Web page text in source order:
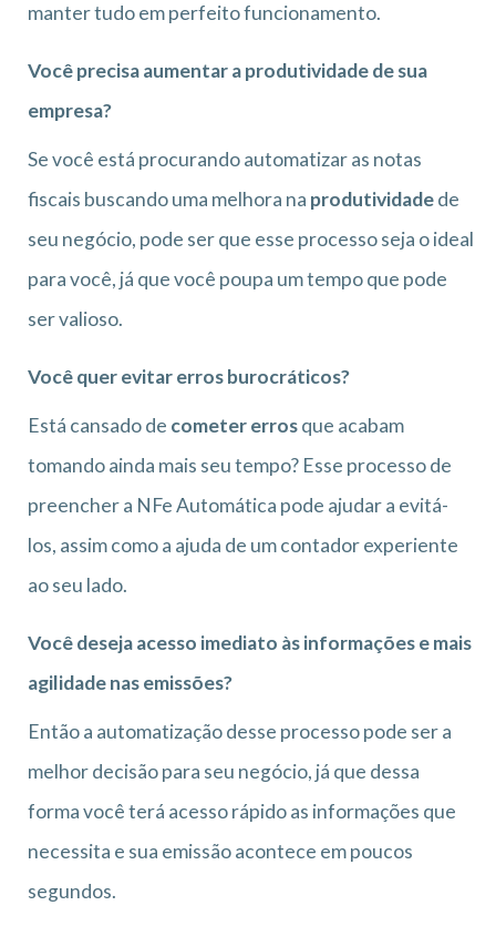
manter tudo em perfeito funcionamento.
Você precisa aumentar a produtividade de sua
empresa?
Se você está procurando automatizar as notas
fiscais buscando uma melhora na produtividadede
seu negócio, pode ser que esse processo seja o ideal
para você, já que você poupa um tempo que pode
ser valioso.
Você quer evitar erros burocráticos?
Está cansado de cometer errosque acabam
tomando ainda mais seu tempo? Esse processo de
preencher a NFe Automática pode ajudar a evitá-
los, assim como a ajuda de um contador experiente
ao seu lado.
Você deseja acesso imediato às informações e mais
agilidade nas emissões?
Então a automatização desse processo pode ser a
melhor decisão para seu negócio, já que dessa
forma você terá acesso rápido as informações que
necessita e sua emissão acontece em poucos
segundos.